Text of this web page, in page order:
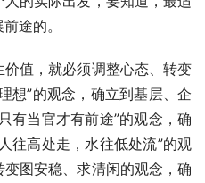
途的。
值，就必须调整心态、转变
想”的观念，确立到基层、企
有当官才有前途”的观念，确
往高处走，水往低处流”的观
图安稳、求清闲的观念，确